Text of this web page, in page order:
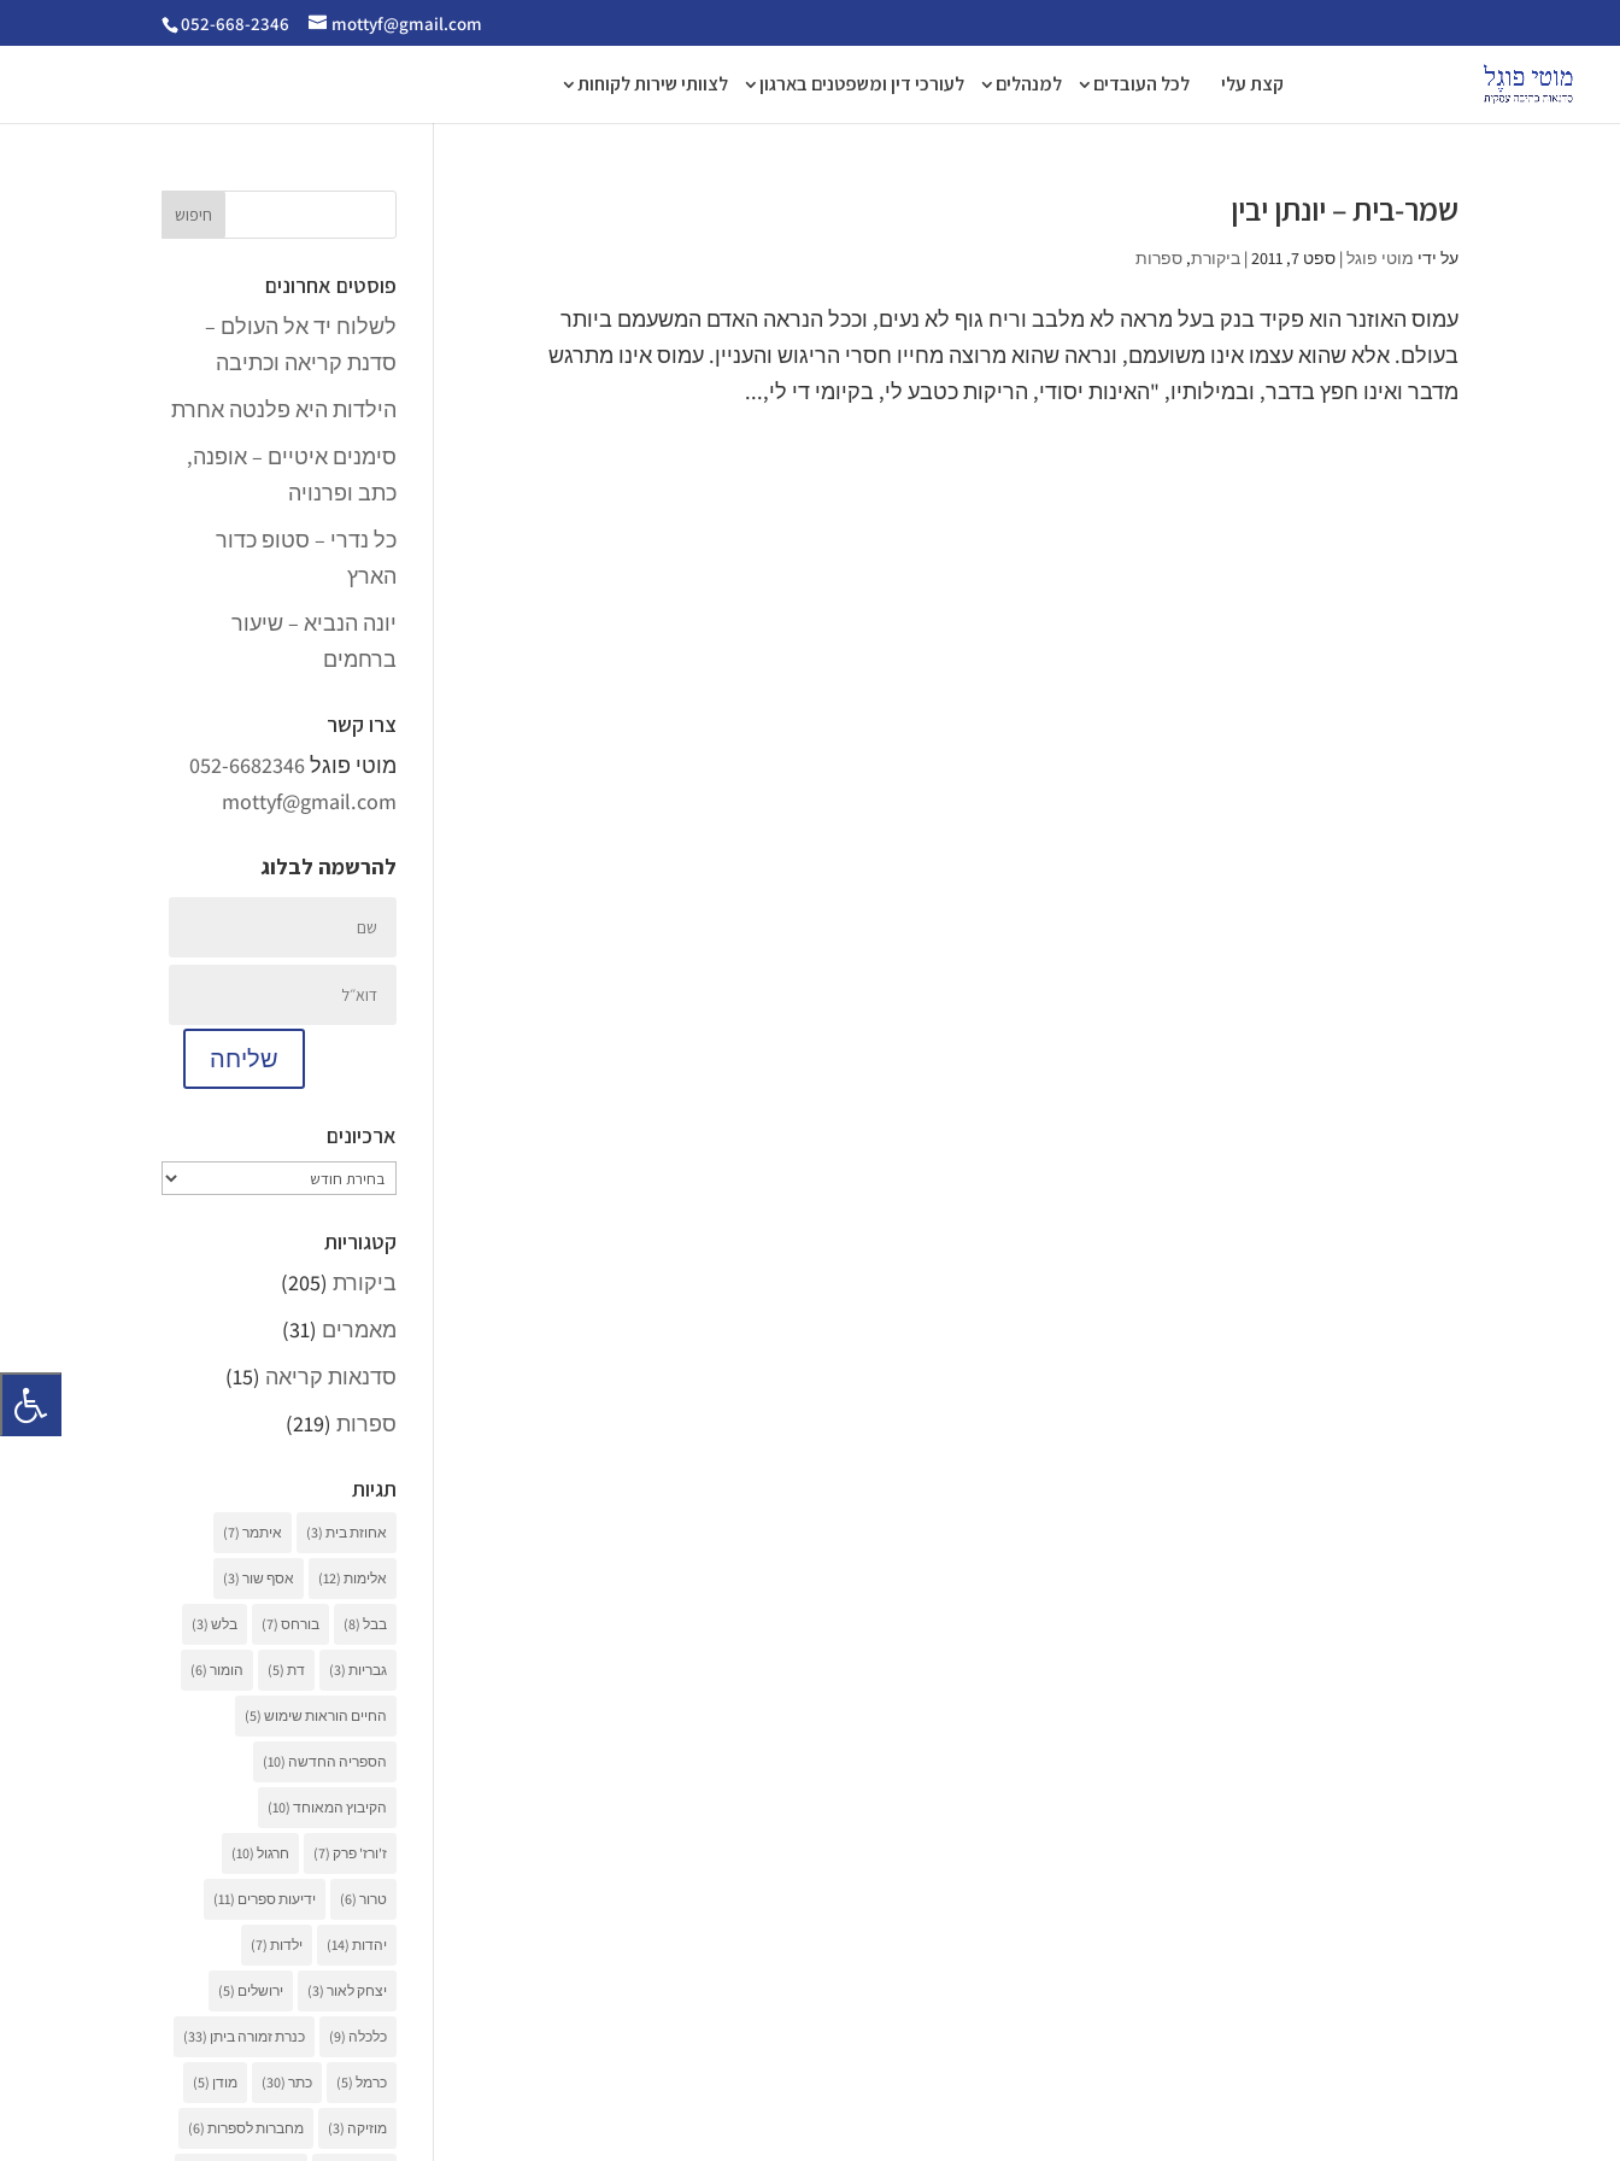
052-668-2346 mottyf@gmail.com
קצת עלי לכל העובדים למנהלים לעורכי דין ומשפטנים בארגון לצוותי שירות לקוחות
שמר-בית – יונתן יבין
על ידי מוטי פוגל|ספט 7, 2011 |ביקורת,ספרות
עמוס האוזנר הוא פקיד בנק בעל מראה לא מלבב וריח גוף לא נעים, וככל הנראה האדם המשעמם ביותר
בעולם. אלא שהוא עצמו אינו משועמם, ונראה שהוא מרוצה מחייו חסרי הריגוש והעניין. עמוס אינו מתרגש
מדבר ואינו חפץ בדבר, ובמילותיו, "האינות יסודי, הריקות כטבע לי, בקיומי די לי,...
פוסטים אחרונים
לשלוח יד אל העולם –
סדנת קריאה וכתיבה
הילדות היא פלנטה אחרת
סימנים איטיים – אופנה,
כתב ופרנויה
כל נדרי – סטופ כדור
הארץ
יונה הנביא – שיעור
ברחמים
צרו קשר
מוטי פוגל052-6682346
mottyf@gmail.com
להרשמה לבלוג
שליחה
ארכיונים
ארכיונים
קטגוריות
ביקורת (205)
מאמרים (31)
סדנאות קריאה (15)
ספרות (219)
תגיות
אחוזת בית (3) איתמר (7)
אלימות (12) אסף שור (3)
בבל (8) בורחס (7) בלש (3)
גבריות (3) דת (5) הומור (6)
החיים הוראות שימוש (5)
הספריה החדשה (10)
הקיבוץ המאוחד (10)
ז'ורז' פרק (7) חרגול (10)
טרור (6) ידיעות ספרים (11)
יהדות (14) ילדות (7)
יצחק לאור (3) ירושלים (5)
כלכלה (9) כנרת זמורה ביתן (33)
כרמל (5) כתר (30) מודן (5)
מוזיקה (3) מחברות לספרות (6)